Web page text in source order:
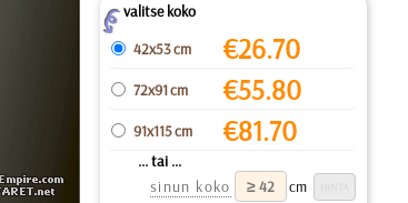
Zvalitse koko
42x53 cm
€26.70
72x91 cm €55.80
91x115 cm €81.70
... tai ...
sinun koko
cm